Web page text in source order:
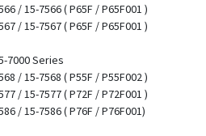
/ 15-7566 ( P65F / P65F001 )
/ 15-7567 ( P65F / P65F001 )
7000 Series
/ 15-7568 ( P55F / P55F002 )
/ 15-7577 ( P72F / P72F001 )
/ 15-7586 ( P76F / P76F001)